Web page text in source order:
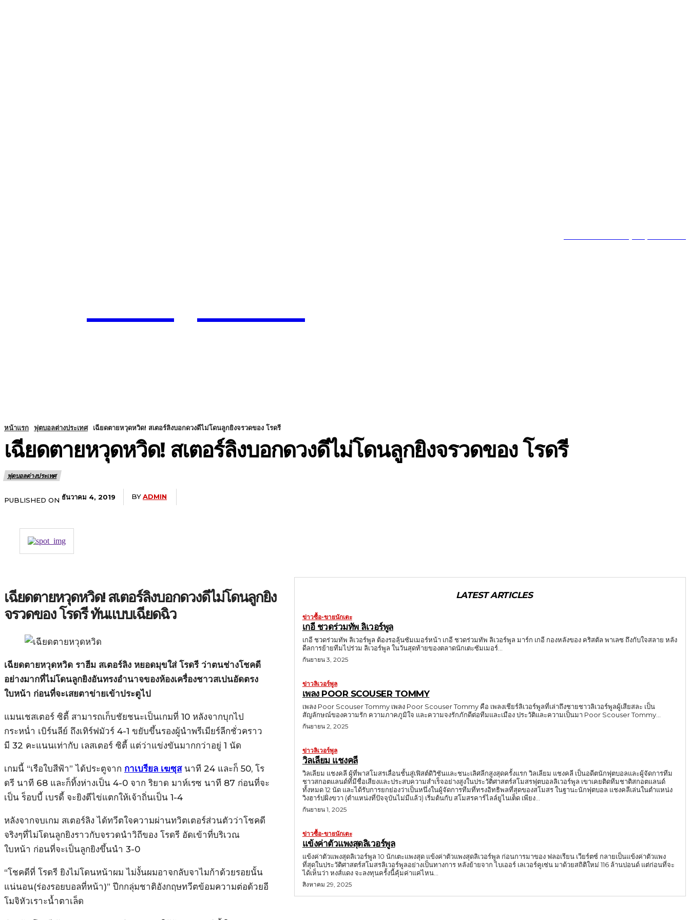
หน้าแรก ฟุตบอลต่างประเทศ เฉียดตายหวุดหวิด! สเตอร์ลิงบอกดวงดีไม่โดนลูกยิงจรวดของ โรดรี
เฉียดตายหวุดหวิด! สเตอร์ลิงบอกดวงดีไม่โดนลูกยิงจรวดของ โรดรี
ฟุตบอลต่างประเทศ
PUBLISHED ON ธันวาคม 4, 2019 BYADMIN
เฉียดตายหวุดหวิด! สเตอร์ลิงบอกดวงดีไม่โดนลูกยิง
จรวดของ โรดรี ทันแบบเฉียดฉิว
เฉียดตายหวุดหวิด ราฮีม สเตอร์ลิง หยอดมุขใส่ โรดรี ว่าตนช่างโชคดี
อย่างมากที่ไม่โดนลูกยิงอันทรงอำนาจของห้องเครื่องชาวสเปนอัดตรง
ใบหน้า ก่อนที่จะเสยตาข่ายเข้าประตูไป
แมนเชสเตอร์ ซิตี้ สามารถเก็บชัยชนะเป็นเกมที่ 10 หลังจากบุกไป
กระหน่ำ เบิร์นลีย์ ถึงเทิร์ฟมัวร์ 4-1 ขยับขึ้นรองผู้นำพรีเมียร์ลีกชั่วคราว
มี 32 คะแนนเท่ากับ เลสเตอร์ ซิตี้ แต่ว่าแข่งขันมากกว่าอยู่ 1 นัด
เกมนี้ “เรือใบสีฟ้า” ได้ประตูจาก กาเบรียล เฆซุสนาที 24 และก็ 50, โร
ดรี นาที 68 และก็ทิ้งห่างเป็น 4-0 จาก ริยาด มาห์เรซ นาที 87 ก่อนที่จะ
เป็น ร็อบบี้ เบรดี้ จะยิงตีไข่แตกให้เจ้าถิ่นเป็น 1-4
หลังจากจบเกม สเตอร์ลิง ได้ทวีตใจความผ่านทวิตเตอร์ส่วนตัวว่าโชคดี
จริงๆที่ไม่โดนลูกยิงราวกับจรวดนำวิถีของ โรดรี อัดเข้าที่บริเวณ
ใบหน้า ก่อนที่จะเป็นลูกยิงขึ้นนำ 3-0
“โชคดีที่ โรดรี ยิงไม่โดนหน้าผม ไม่งั้นผมอาจกลับจาไมก้าด้วยรอยนั้น
แน่นอน(ร่องรอยบอลที่หน้า)” ปีกกลุ่มชาติอังกฤษทวีตข้อมความต่อด้วยอี
โมจิหัวเราะน้ำตาเล็ด
LATEST ARTICLES
ข่าวซื้อ-ขายนักเตะ
เกอี ชวดร่วมทัพ ลิเวอร์พูล
เกอี ชวดร่วมทัพ ลิเวอร์พูล ต้องรอลุ้นซัมเมอร์หน้า เกอี ชวดร่วมทัพ ลิเวอร์พูล มาร์ก เกอี กองหลังของ คริสตัล พาเลซ ถึงกับใจสลาย หลัง
ดีลการย้ายทีมไปร่วม ลิเวอร์พูล ในวันสุดท้ายของตลาดนักเตะซัมเมอร์...
กันยายน 3, 2025
ข่าวลิเวอร์พูล
เพลง POOR SCOUSER TOMMY
เพลง Poor Scouser Tommy เพลง Poor Scouser Tommy คือ เพลงเชียร์ลิเวอร์พูลที่เล่าถึงชายชาวลิเวอร์พูลผู้เสียสละ เป็น
สัญลักษณ์ของความรัก ความภาคภูมิใจ และความจงรักภักดีต่อทีมและเมือง ประวัติและความเป็นมา Poor Scouser Tommy...
กันยายน 2, 2025
ข่าวลิเวอร์พูล
วิลเลียม แชงคลี
วิลเลียม แชงคลี ผู้ที่พาสโมสรเลื่อนชั้นสู่เฟิสต์ดิวิชันและชนะเลิศลีกสูงสุดครั้งแรก วิลเลียม แชงคลี เป็นอดีตนักฟุตบอลและผู้จัดการทีม
ชาวสกอตแลนด์ที่มีชื่อเสียงและประสบความสำเร็จอย่างสูงในประวัติศาสตร์สโมสรฟุตบอลลิเวอร์พูล เขาเคยติดทีมชาติสกอตแลนด์
ทั้งหมด 12 นัด และได้รับการยกย่องว่าเป็นหนึ่งในผู้จัดการทีมที่ทรงอิทธิพลที่สุดของสโมสร ในฐานะนักฟุตบอล แชงคลีเล่นในตำแหน่ง
วิงฮาร์ปฝั่งขวา (ตำแหน่งที่ปัจจุบันไม่มีแล้ว) เริ่มต้นกับ สโมสรคาร์ไลล์ยูไนเต็ด เพียง...
กันยายน 1, 2025
ข่าวซื้อ-ขายนักเตะ
แข้งค่าตัวแพงสุดลิเวอร์พูล
แข้งค่าตัวแพงสุดลิเวอร์พูล 10 นักเตะแพงสุด แข้งค่าตัวแพงสุดลิเวอร์พูล ก่อนการมาของ ฟลอเรียน เวียร์ตซ์ กลายเป็นแข้งค่าตัวแพง
ที่สุดในประวัติศาสตร์สโมสรลิเวอร์พูลอย่างเป็นทางการ หลังย้ายจาก ไบเออร์ เลเวอร์คูเซ่น มาด้วยสถิติใหม่ 116 ล้านปอนด์ แต่ก่อนที่จะ
ได้เห็นว่า หงส์แดง จะลงทุนครั้งนี้คุ้มค่าแค่ไหน...
สิงหาคม 29, 2025